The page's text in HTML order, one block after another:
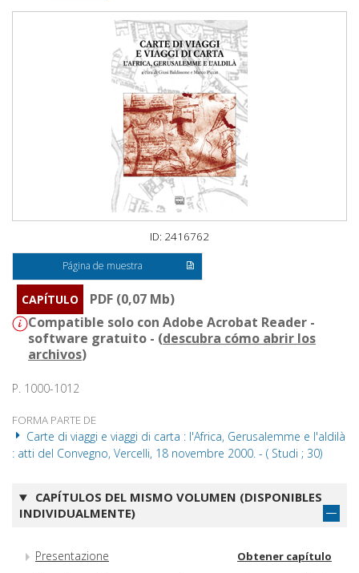
ID: 2416762
Página de muestra
CAPÍTULO
PDF (0,07 Mb)
Compatible solo con Adobe Acrobat Reader -
software gratuito - (descubra cómo abrir los
archivos)
P. 1000-1012
FORMA PARTE DE
Carte di viaggi e viaggi di carta : l'Africa, Gerusalemme e l'aldilà
: atti del Convegno, Vercelli, 18 novembre 2000. - ( Studi ; 30)
CAPÍTULOS DEL MISMO VOLUMEN (DISPONIBLES
INDIVIDUALMENTE)
Presentazione Obtener capítulo